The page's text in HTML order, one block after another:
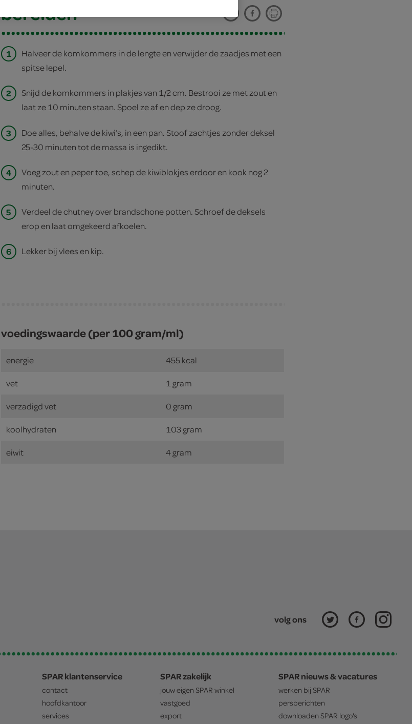
bereiden
1
Halveer de komkommers in de lengte en verwijder de zaadjes met een
spitse lepel.
2
Snijd de komkommers in plakjes van 1/2 cm. Bestrooi ze met zout en
laat ze 10 minuten staan. Spoel ze af en dep ze droog.
3
Doe alles, behalve de kiwi’s, in een pan. Stoof zachtjes zonder deksel
25-30 minuten tot de massa is ingedikt.
4
Voeg zout en peper toe, schep de kiwiblokjes erdoor en kook nog 2
minuten.
5
Verdeel de chutney over brandschone potten. Schroef de deksels
erop en laat omgekeerd afkoelen.
6 Lekker bij vlees en kip.
voedingswaarde (per 100 gram/ml)
energie 455 kcal
vet 1 gram
verzadigd vet 0 gram
koolhydraten 103 gram
eiwit 4 gram
volg ons
SPAR klantenservice
contact
hoofdkantoor
services
SPAR zakelijk
jouw eigen SPAR winkel
vastgoed
export
SPAR nieuws & vacatures
werken bij SPAR
persberichten
downloaden SPAR logo's